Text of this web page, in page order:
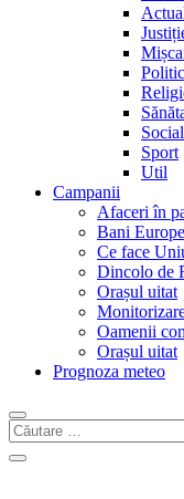
Social
Sport
Util
Campanii
Afaceri în
Bani
Ce face
Dincolo de
Orașul uitat
Oamenii
Orașul uitat
Prognoza meteo